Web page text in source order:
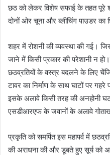
छठ को लेकर विशेष सफाई के तहत
दोनों ओर चूना और ब्लीचिंग पाउडर का
शहर में रोशनी की व्यवस्था की गई।
जाने में किसी प्रकार की परेशानी न
छठव्रतियों के वस्त्र बदलने के लिए
टावर का निर्माण के साथ घाटों पर
इसके अलावे किसी तरह की अनहोनी
एसडीआरएफ के जवानों के अलावे
प्रकृति को समर्पित इस महापर्व में
की अराधना की और डूबते हुए सूर्य को